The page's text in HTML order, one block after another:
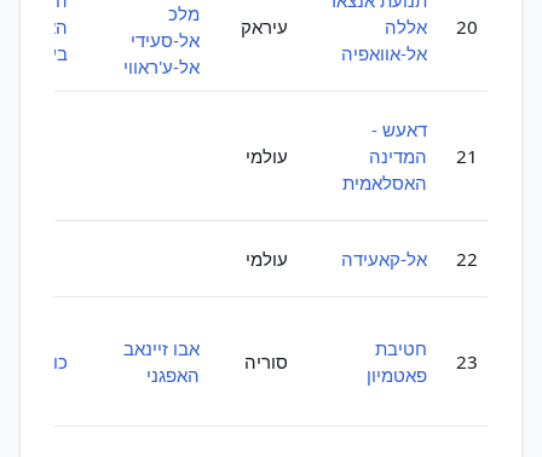
20
אללה
אל-אוואפיה
עיראק
מלכ
אל-סעידי
אל-ע'ראווי
בעיראק
21
דאעש -
המדינה
האסלאמית
עולמי
22 אל-קאעידה עולמי
23
חטיבת
פאטמיון
סוריה
אבו זיינאב
האפגני
כוח קודס